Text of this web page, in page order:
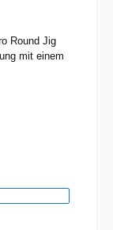
Round Jig
mit einem